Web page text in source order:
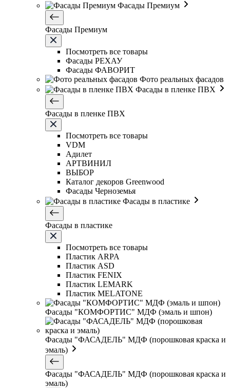
Фасады Премиум
Фасады Премиум
Посмотреть все товары
Фасады РЕХАУ
Фасады ФАВОРИТ
Фото реальных фасадов
Фасады в пленке ПВХ
Фасады в пленке ПВХ
Посмотреть все товары
VDM
Адилет
АРТВИНИЛ
ВЫБОР
Каталог декоров Greenwood
Фасады Черноземья
Фасады в пластике
Фасады в пластике
Посмотреть все товары
Пластик ARPA
Пластик ASD
Пластик FENIX
Пластик LEMARK
Пластик MELATONE
Фасады "КОМФОРТИС" МДФ (эмаль и шпон)
Фасады "ФАСАДЕЛЬ" МДФ (порошковая краска и
эмаль)
Фасады "ФАСАДЕЛЬ" МДФ (порошковая краска и
эмаль)